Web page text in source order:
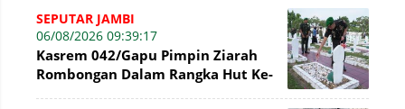
SEPUTAR JAMBI
06/08/2026 09:39:17
Kasrem 042/Gapu Pimpin Ziarah
Rombongan Dalam Rangka Hut Ke-